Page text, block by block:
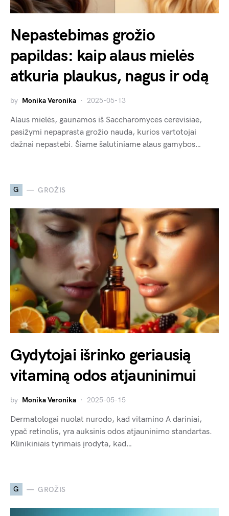
Nepastebimas grožio
papildas: kaip alaus mielės
atkuria plaukus, nagus ir odą
by Monika Veronika 2025-05-13
Alaus mielės, gaunamos iš Saccharomyces cerevisiae,
pasižymi nepaprasta grožio nauda, kurios vartotojai
dažnai nepastebi. Šiame šalutiniame alaus gamybos…
G GROŽIS
Gydytojai išrinko geriausią
vitaminą odos atjauninimui
by Monika Veronika 2025-05-15
Dermatologai nuolat nurodo, kad vitamino A dariniai,
ypač retinolis, yra auksinis odos atjauninimo standartas.
Klinikiniais tyrimais įrodyta, kad…
G GROŽIS